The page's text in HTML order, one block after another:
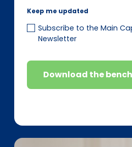
Keep me updated
Subscribe to the Main
Newsletter
Download the